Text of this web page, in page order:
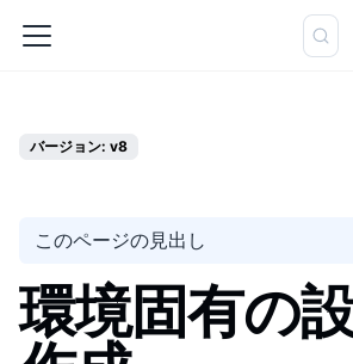
バージョン: v8
このページの見出し
環境固有の